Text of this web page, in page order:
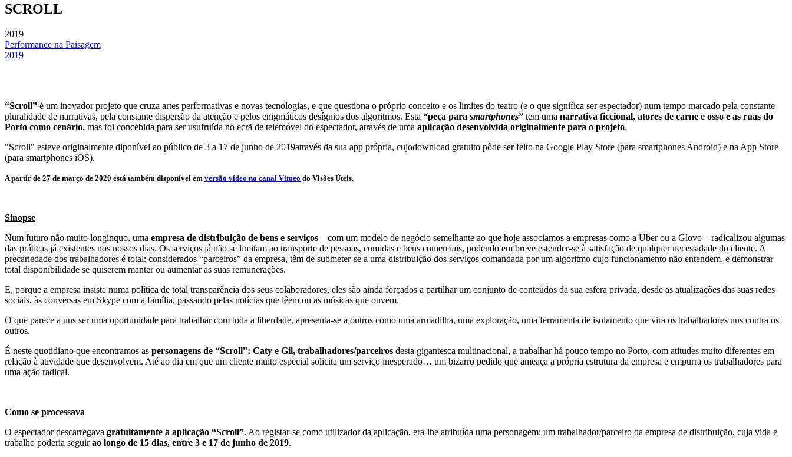
SCROLL
2019
Performance na Paisagem
2019
“Scroll” é um inovador projeto que cruza artes performativas e novas tecnologias, e que questiona o próprio conceito e os limites do teatro (e o que significa ser espectador) num tempo marcado pela constante
pluralidade de narrativas, pela constante dispersão da atenção e pelos enigmáticos desígnios dos algoritmos. Esta “peça para smartphones” tem uma narrativa ficcional, atores de carne e osso e as ruas do
Porto como cenário, mas foi concebida para ser usufruída no ecrã de telemóvel do espectador, através de uma aplicação desenvolvida originalmente para o projeto.
"Scroll" esteve originalmente diponível ao público de 3 a 17 de junho de 2019através da sua app própria, cujodownload gratuito pôde ser feito na Google Play Store (para smartphones Android) e na App Store
(para smartphones iOS).
A partir de 27 de março de 2020 está também disponível em versão vídeo no canal Vimeo do Visões Úteis.
Sinopse
Num futuro não muito longínquo, uma empresa de distribuição de bens e serviços – com um modelo de negócio semelhante ao que hoje associamos a empresas como a Uber ou a Glovo – radicalizou algumas
das práticas já existentes nos nossos dias. Os serviços já não se limitam ao transporte de pessoas, comidas e bens comerciais, podendo em breve estender-se à satisfação de qualquer necessidade do cliente. A
precariedade dos trabalhadores é total: considerados “parceiros” da empresa, têm de submeter-se a uma distribuição dos serviços comandada por um algoritmo cujo funcionamento não entendem, e demonstrar
total disponibilidade se quiserem manter ou aumentar as suas remunerações.
E, porque a empresa insiste numa política de total transparência dos seus colaboradores, eles são ainda forçados a partilhar um conjunto de conteúdos da sua esfera privada, desde as atualizações das suas redes
sociais, às conversas em Skype com a família, passando pelas notícias que lêem ou as músicas que ouvem.
O que parece a uns ser uma oportunidade para trabalhar com toda a liberdade, apresenta-se a outros como uma armadilha, uma exploração, uma ferramenta de isolamento que vira os trabalhadores uns contra os
outros.
É neste quotidiano que encontramos as personagens de “Scroll”: Caty e Gil, trabalhadores/parceiros desta gigantesca multinacional, a trabalhar há pouco tempo no Porto, com atitudes muito diferentes em
relação à atividade que desenvolvem. Até ao dia em que um cliente muito especial solicita um serviço inesperado… um bizarro pedido que ameaça a própria estrutura da empresa e empurra os trabalhadores para
uma ação radical.
Como se processava
O espectador descarregava gratuitamente a aplicação “Scroll”. Ao registar-se como utilizador da aplicação, era-lhe atribuída uma personagem: um trabalhador/parceiro da empresa de distribuição, cuja vida e
trabalho poderia seguirao longo de 15 dias, entre 3 e 17 de junho de 2019.